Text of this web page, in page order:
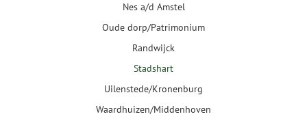
Nes a/d Amstel
Oude dorp/Patrimonium
Randwijck
Stadshart
Uilenstede/Kronenburg
Waardhuizen/Middenhoven